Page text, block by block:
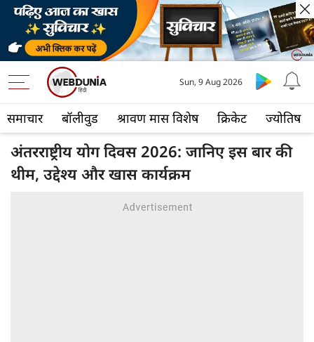
समाचार बॉलीवुड श्रावण मास विशेष क्रिकेट ज्योतिष
Sun, 9 Aug 2026
अंतरराष्ट्रीय योग दिवस 2026: जानिए इस बार की
थीम, उद्देश्य और खास कार्यक्रम